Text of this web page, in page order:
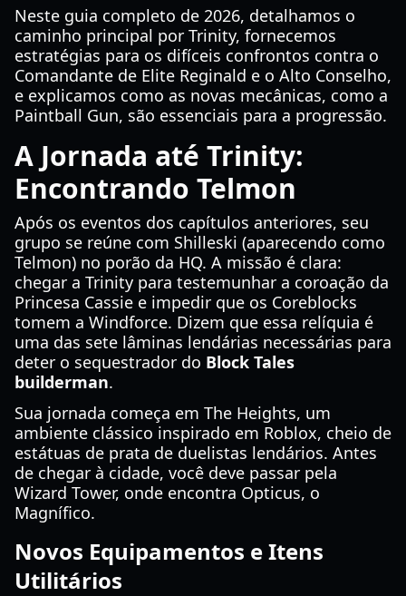
Neste guia completo de 2026, detalhamos o
caminho principal por Trinity, fornecemos
estratégias para os difíceis confrontos contra o
Comandante de Elite Reginald e o Alto Conselho,
e explicamos como as novas mecânicas, como a
Paintball Gun, são essenciais para a progressão.
A Jornada até Trinity:
Encontrando Telmon
Após os eventos dos capítulos anteriores, seu
grupo se reúne com Shilleski (aparecendo como
Telmon) no porão da HQ. A missão é clara:
chegar a Trinity para testemunhar a coroação da
Princesa Cassie e impedir que os Coreblocks
tomem a Windforce. Dizem que essa relíquia é
uma das sete lâminas lendárias necessárias para
deter o sequestrador do Block Tales
builderman.
Sua jornada começa em The Heights, um
ambiente clássico inspirado em Roblox, cheio de
estátuas de prata de duelistas lendários. Antes
de chegar à cidade, você deve passar pela
Wizard Tower, onde encontra Opticus, o
Magnífico.
Novos Equipamentos e Itens
Utilitários